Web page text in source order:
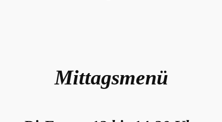
Mittagsmenü